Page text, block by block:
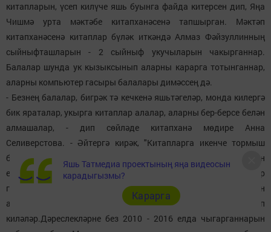
китапларын, үсеп килүче яшь буынга файда китерсен дип, Яңа
Чишмә урта мәктәбе китапханәсенә тапшырган. Мәктәп
китапханәсенә китаплар бүләк иткәндә Алмаз Фәйзуллинның
сыйныфташларын - 2 сыйныф укучыларын чакырганнар.
Балалар шунда ук кызыксынып аларны карарга тотынганнар,
аларны компьютер гасыры балалары димәссең дә.
- Безнең балалар, бигрәк тә кечкенә яшьтәгеләр, монда килергә
бик яраталар, укырга китаплар алалар, аларны бер-берсе белән
алмашалар, - дип сөйләде китапханә мөдире Анна
Селиверстова. - Әйтергә кирәк, "Китапларга икенче тормыш
бирик" акциясендә яңачишмәлеләр бик теләп катнашалар. Үткән
ел безгә байтак китап бүләк иттеләр. Мисал өчен, Лаптевлар
гаиләсе рус классикасы, чит ил әдәбиятыннан 100 данәдән
артык китап алып килде. Һәм быел да кешеләр китаплар алып
киләләр.Дәреслекләрне без 2010 - 2016 елда чыгарганнарын
Яшь Татмедиа проектының яңа видеосын
карадыгызмы?
Карарга